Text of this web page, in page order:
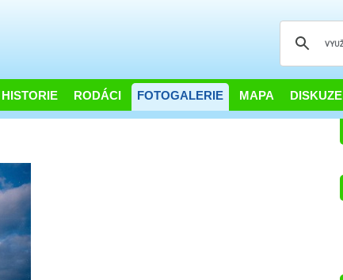
HISTORIE RODÁCI FOTOGALERIE MAPA DISKUZE